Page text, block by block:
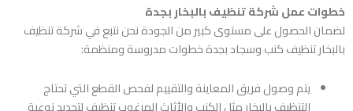
خطوات عملشركة تنظيف بالبخار بجدة
لضمان الحصول على مستوى كبير من الجودة نحن نتبع فيشركة تنظيف
بالبخار تنظيف كنب وسجاد بجدةخطوات مدروسة ومنظمة:
يتم وصول فريق المعاينة والتقييم لفحص القطع التي تحتاج
التنظيف بالبخار مثل الكنب والأثاث المرغوب تنظيف لتحديد نوعية